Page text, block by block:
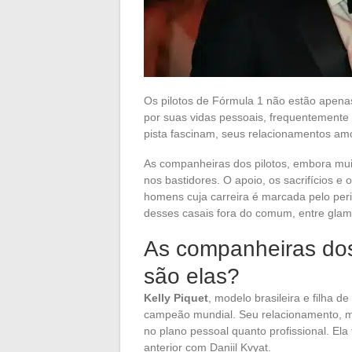
Os pilotos de Fórmula 1 não estão
por suas vidas pessoais,
pista fascinam, seus relacionamentos
As companheiras dos pilotos, embora
nos bastidores. O apoio, os sacrifícios e
homens cuja carreira é marcada pelo
desses casais fora do comum, entre
As companheiras
são elas?
Kelly Piquet , modelo brasileira e filha
campeão mundial. Seu relacionamento,
no plano pessoal quanto profissional.
anterior com Daniil Kvyat.